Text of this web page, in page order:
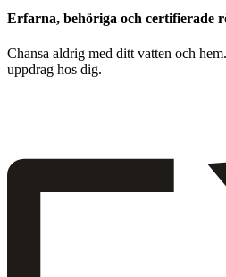
Erfarna, behöriga och certifierade
Chansa aldrig med ditt vat­ten och
upp­drag hos dig.